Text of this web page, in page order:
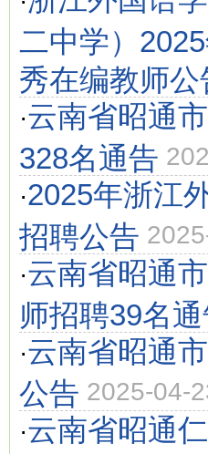
二中学）
秀在编教师公
·云南省昭通
328名通告
·2025年浙江
招聘公告
·云南省昭通
师招聘39名通
·云南省昭通
公告 2025-04-
·云南省昭通